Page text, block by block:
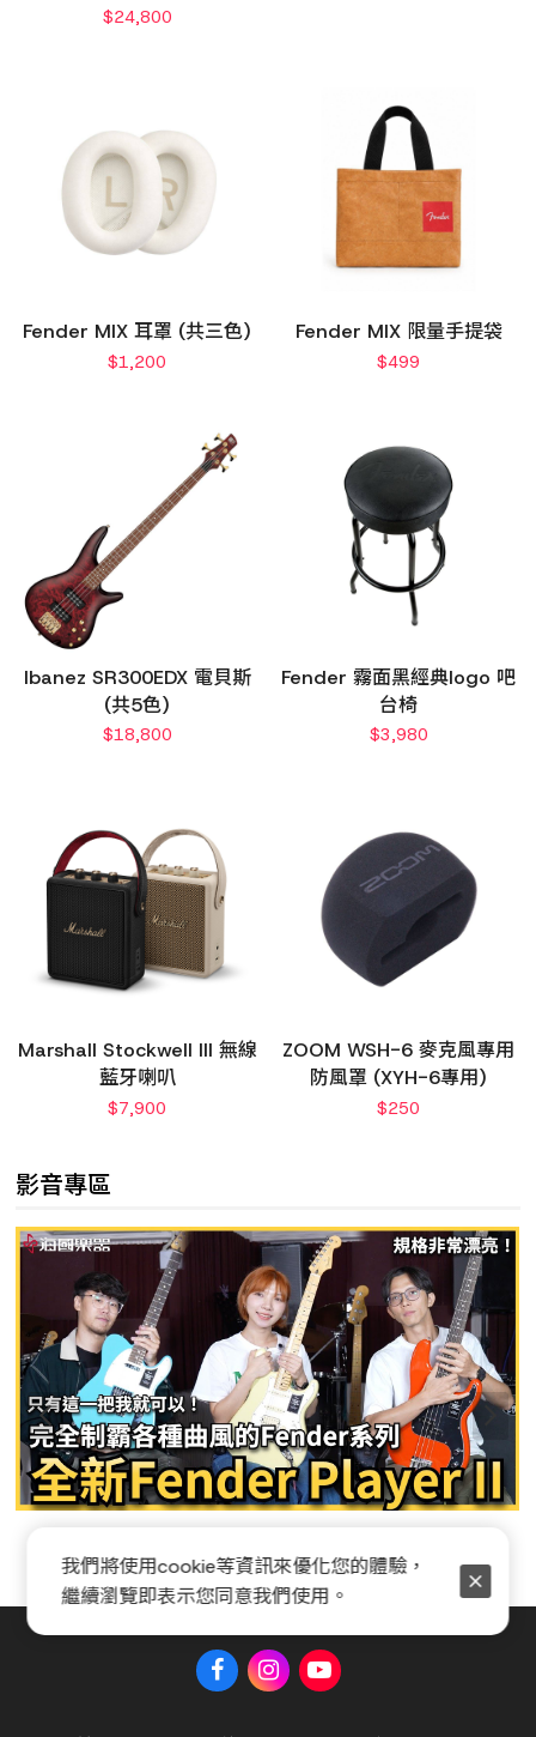
$24,800
Fender MIX 耳罩 (共三色)
$1,200
Fender MIX 限量手提袋
$499
Ibanez SR300EDX 電貝斯
(共5色)
$18,800
Fender 霧面黑經典logo 吧
台椅
$3,980
Marshall Stockwell III 無線
藍牙喇叭
$7,900
ZOOM WSH-6 麥克風專用
防風罩 (XYH-6專用)
$250
影音專區
我們將使用cookie等資訊來優化您的體驗，
繼續瀏覽即表示您同意我們使用。